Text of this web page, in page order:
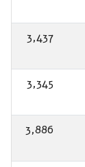
3,437
3,345
3,886